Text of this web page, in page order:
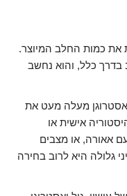
את כמות החלב המיוצר.
בדרך כלל, והוא נחשב
אסטרוגן מעלה מעט את
אישית או
אאורה, או מצבים
גלולה היא לרוב בחירה